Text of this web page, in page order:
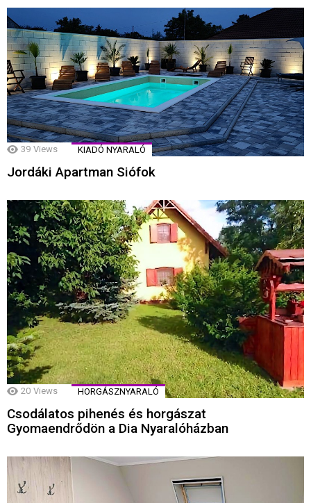
39 Views KIADÓ NYARALÓ
Jordáki Apartman Siófok
20 Views HORGÁSZNYARALÓ
Csodálatos pihenés és horgászat
Gyomaendrődön a Dia Nyaralóházban